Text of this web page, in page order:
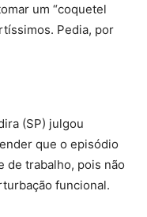
um “coquetel
Pedia, por
(SP) julgou
que o episódio
de trabalho, pois não
funcional.